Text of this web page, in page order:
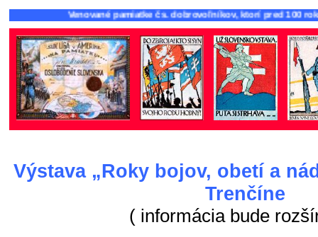
Venované pamiatke čs. dobrovoľníkov, ktorí pred 100 rokmi
Výstava „Roky bojov, obetí a
Trenčíne
( informácia bude